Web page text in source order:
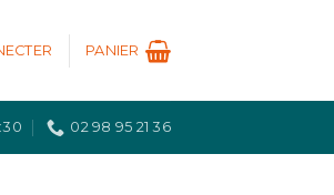
PANIER
02 98 95 21 36